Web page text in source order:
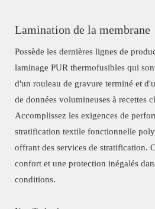
Lamination de la membrane
Possède les dernières lignes de
laminage PUR thermofusibles qui
d'un rouleau de gravure terminé et
de données volumineuses à recettes
Accomplissez les exigences de
stratification textile fonctionnelle
offrant des services de stratification.
confort et une protection inégalés
conditions.